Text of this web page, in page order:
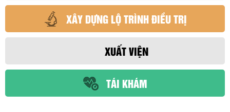
XÂY DỰNG LỘ TRÌNH ĐIỀU TRỊ
XUẤT VIỆN
TÁI KHÁM